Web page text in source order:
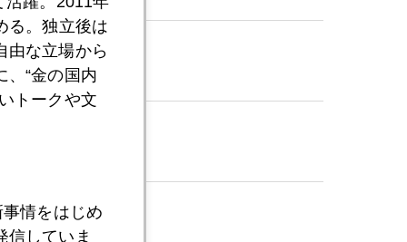
る。独立後は
由な立場から
、“金の国内
トークや文
情をはじめ
信していま